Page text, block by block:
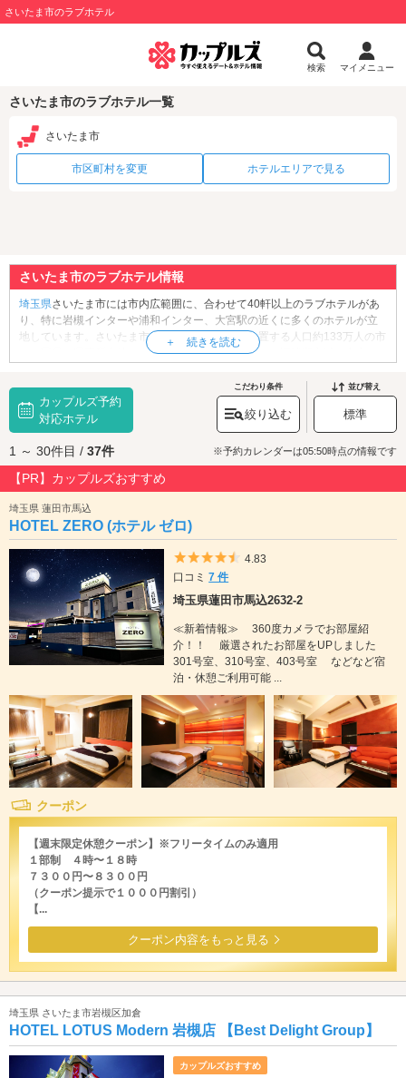
さいたま市のラブホテル
検索 マイメニュー
さいたま市のラブホテル一覧
さいたま市
市区町村を変更 ホテルエリアで見る
さいたま市のラブホテル情報
埼玉県さいたま市には市内広範囲に、合わせて40軒以上のラブホテルがあ
り、特に岩槻インターや浦和インター、大宮駅の近くに多くのホテルが立
地しています。さいたま市は埼玉県の南東部に位置する人口約133万人の市
で、同県の県庁所在地および最大の都市です。また、旧浦和市域を中心に
チームとして「浦和レッドダイヤモンズ」「大宮アルディージャ」があり
ます。市内には、コンサートやスポーツイベントの会場「
さいたまスーパ
ーアリーナ」や、春には約1000本の桜が咲く「大宮公園
」、ファッション
やインテリア、グルメの専門店の他、映画館も揃う大型ショッピングモー
ル「コクーンシティ
」などがあり、デートスポットも豊富。また、JR東日
本・東武鉄道・埼玉新都市交通が乗り入れるターミナル駅、大宮駅の周辺
には繁華街が形成され、駅の近辺には「ルミネ大宮」「大宮高島屋」「そ
市のラブホテルは、繁華街から徒歩圏内に立地するホテルや、お車でのア
クセスが便利な隠れ家的ホテル、リーズナブルに利用できるホテルなど、
様々なホテルがあります。さいたま市でラブホテルをお探しの際は、クー
ポン・事前予約でお得に利用ができる『カップルズ』におまかせくださ
い。
カップルズ予約
対応ホテル
こだわり条件
絞り込む
並び替え
標準
1 ～ 30件目 / 37件 ※予約カレンダーは05:50時点の情報です
【PR】カップルズおすすめ
埼玉県 蓮田市馬込
HOTEL ZERO (ホテル ゼロ)
5つ星のうち4.5
4.83
口コミ7 件
埼玉県蓮田市馬込2632-2
≪新着情報≫ 360度カメラでお部屋紹
介！！ 厳選されたお部屋をUPしました
301号室、310号室、403号室 などなど宿
泊・休憩ご利用可能 ...
クーポン
【週末限定休憩クーポン】※フリータイムのみ適用
１部制 ４時〜１８時
７３００円〜８３００円
（クーポン提示で１０００円割引）
【...
クーポン内容をもっと見る
埼玉県 さいたま市岩槻区加倉
HOTEL LOTUS Modern 岩槻店 【Best Delight Group】
カップルズおすすめ